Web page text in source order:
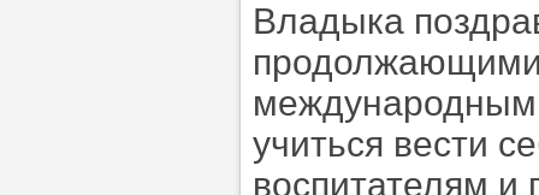
Владыка
учиться вести
воспитателям и